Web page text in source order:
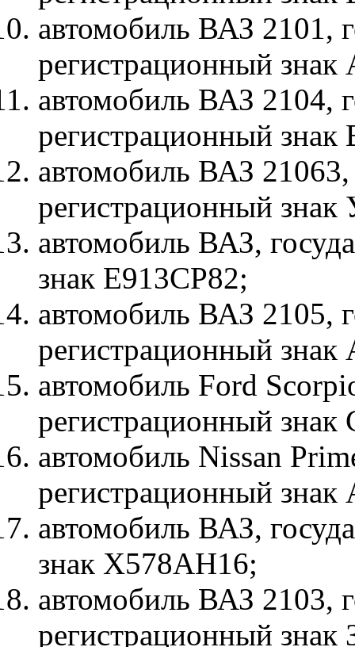
автомобиль ВАЗ 2101,
регистрационный
автомобиль ВАЗ 2104,
регистрационный
автомобиль ВАЗ 21063,
регистрационный
автомобиль ВАЗ,
знак Е913СР82;
автомобиль ВАЗ 2105,
регистрационный
автомобиль Ford
регистрационный
автомобиль Nissan
регистрационный
автомобиль ВАЗ,
знак Х578АН16;
автомобиль ВАЗ 2103,
регистрационный